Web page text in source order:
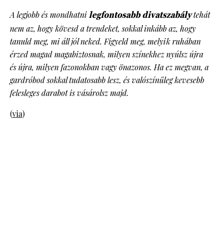
A legjobb és mondhatnilegfontosabb divatszabálytehát
nem az, hogy kövesd a trendeket, sokkal inkább az, hogy
tanuld meg, mi áll jól neked. Figyeld meg, melyik ruhában
érzed magad magabiztosnak, milyen színekhez nyúlsz újra
és újra, milyen fazonokban vagy önazonos. Ha ez megvan, a
gardróbod sokkal tudatosabb lesz, és valószínűleg kevesebb
felesleges darabot is vásárolsz majd.
(via)